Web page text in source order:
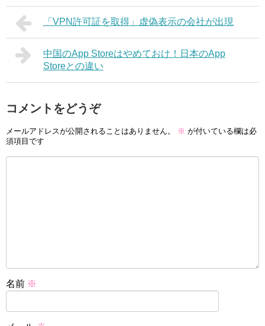
「VPN許可証を取得」虚偽表示の会社が出現
中国のApp Storeはやめておけ！日本のApp
Storeとの違い
コメントをどうぞ
メールアドレスが公開されることはありません。 ※ が付いている欄は必
須項目です
名前 ※